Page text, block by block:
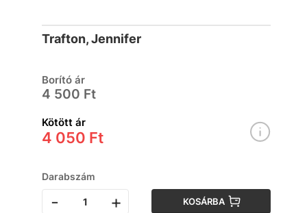
Trafton, Jennifer
Borító ár
4 500 Ft
Kötött ár
4 050 Ft
Darabszám
- + KOSÁRBA